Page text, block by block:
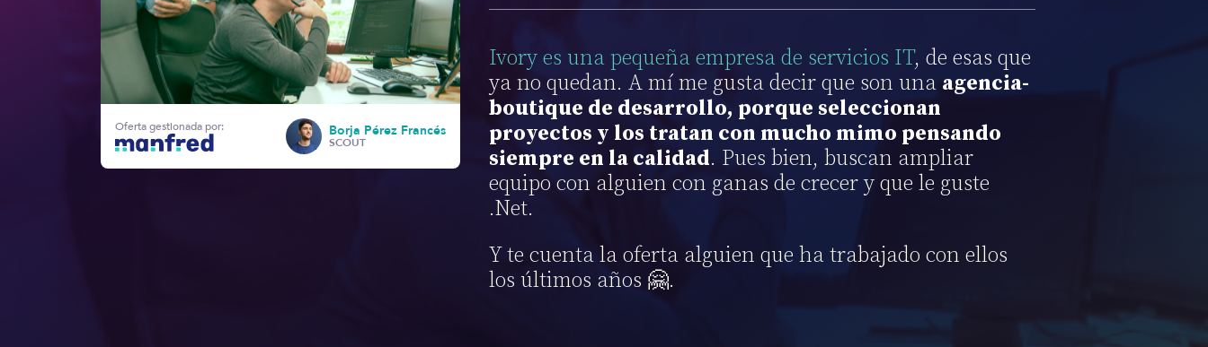
Oferta gestionada por: Borja Pérez Francés
SCOUT
Ivory es una pequeña empresa de servicios IT, de esas que
ya no quedan. A mí me gusta decir que son una agencia-
boutique de desarrollo, porque seleccionan
proyectos y los tratan con mucho mimo pensando
siempre en la calidad. Pues bien, buscan ampliar
equipo con alguien con ganas de crecer y que le guste
.Net.
Y te cuenta la oferta alguien que ha trabajado con ellos
los últimos años 🤗.